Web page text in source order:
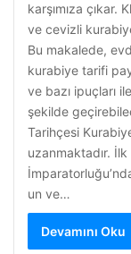
karşımıza çıkar.
ve cevizli
Bu makalede,
kurabiye tarifi
ve bazı ipuçları
şekilde
Tarihçesi
uzanmaktadır.
un ve…
Devamını Oku